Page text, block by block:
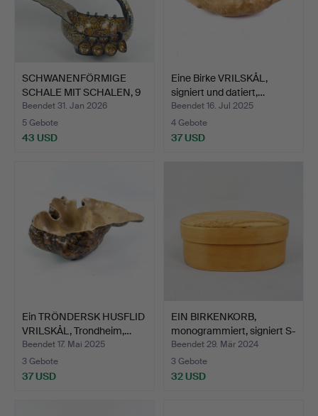
SCHWANENFÖRMIGE
SCHALE MIT SCHALEN, 9
Stüc…
Beendet 31. Jan 2026
5 Gebote
43 USD
Eine Birke VRILSKÅL,
signiert und datiert,…
Beendet 16. Jul 2025
4 Gebote
37 USD
Ein TRÖNDERSK HUSFLID
VRILSKÅL, Trondheim,…
Beendet 17. Mai 2025
3 Gebote
37 USD
EIN BIRKENKORB,
monogrammiert, signiert S-
…
Beendet 29. Mär 2024
3 Gebote
32 USD